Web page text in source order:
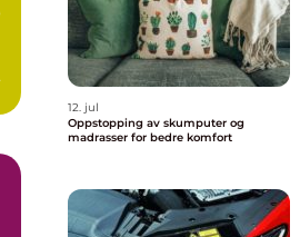
12. jul
Oppstopping av skumputer og
madrasser for bedre komfort